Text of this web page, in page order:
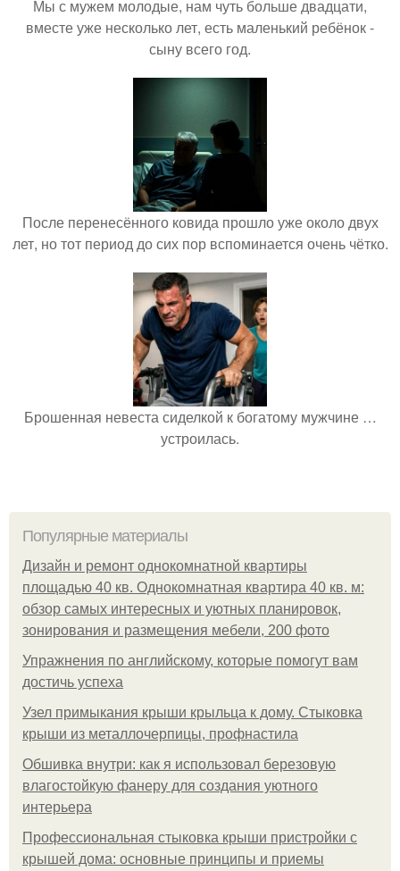
Мы с мужем молодые, нам чуть больше двадцати,
вместе уже несколько лет, есть маленький ребёнок -
сыну всего год.
После перенесённого ковида прошло уже около двух
лет, но тот период до сих пор вспоминается очень чётко.
Брошенная невеста сиделкой к богатому мужчине …
устроилась.
Популярные материалы
Дизайн и ремонт однокомнатной квартиры
площадью 40 кв. Однокомнатная квартира 40 кв. м:
обзор самых интересных и уютных планировок,
зонирования и размещения мебели, 200 фото
Упражнения по английскому, которые помогут вам
достичь успеха
Узел примыкания крыши крыльца к дому. Стыковка
крыши из металлочерпицы, профнастила
Обшивка внутри: как я использовал березовую
влагостойкую фанеру для создания уютного
интерьера
Профессиональная стыковка крыши пристройки с
крышей дома: основные принципы и приемы